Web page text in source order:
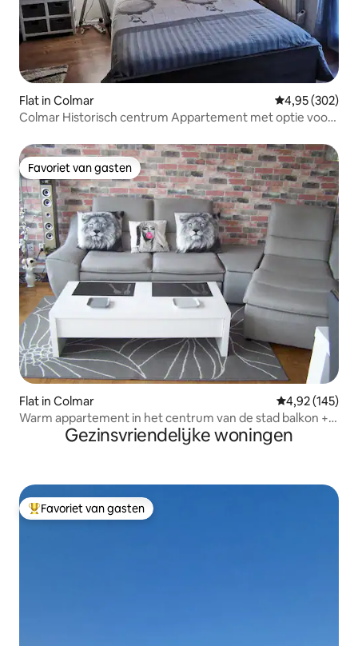
Flat in Colmar Gemiddelde
4,95 (302)
Colmar Historisch centrum Appartement met optie voor
Favoriet van gasten
Favoriet van gasten
Flat in Colmar Gemiddelde
4,92 (145)
Warm appartement in het centrum van de stad balkon +
parkeerplaatsGezinsvriendelijke woningen
Topfavoriet van gasten
Favoriet van gasten